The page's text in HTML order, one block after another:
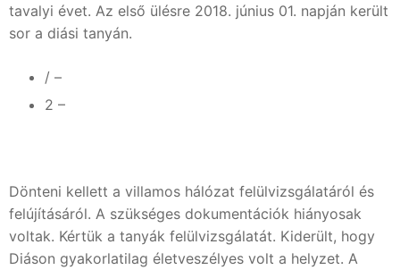
tavalyi évet. Az első ülésre 2018. június 01. napján került
sor a diási tanyán.
/ –
2 –
Dönteni kellett a villamos hálózat felülvizsgálatáról és
felújításáról. A szükséges dokumentációk hiányosak
voltak. Kértük a tanyák felülvizsgálatát. Kiderült, hogy
Diáson gyakorlatilag életveszélyes volt a helyzet. A